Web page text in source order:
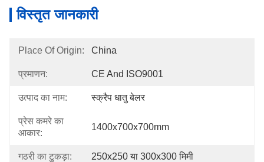
विस्तृत जानकारी
Place Of Origin: China
प्रमाणन: CE And ISO9001
उत्पाद का नाम: स्क्रैप धातु बेलर
प्रेस कमरे का
आकार:
1400x700x700mm
गठरी का टुकड़ा: 250x250 या 300x300 मिमी